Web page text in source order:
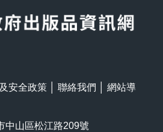
安全政策 聯絡我們
網站導
中山區松江路209號